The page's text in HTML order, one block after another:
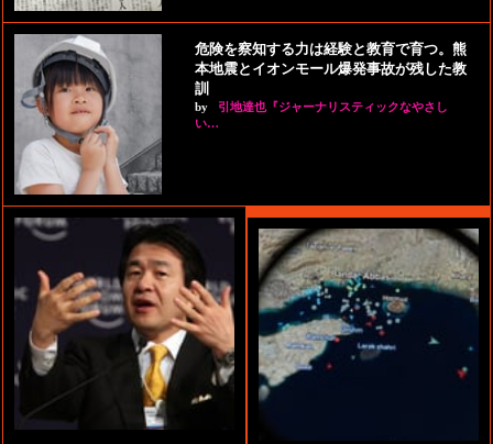
危険を察知する力は経験と教育で育つ。熊
本地震とイオンモール爆発事故が残した教
訓
by
引地達也『ジャーナリスティックなやさし
い…